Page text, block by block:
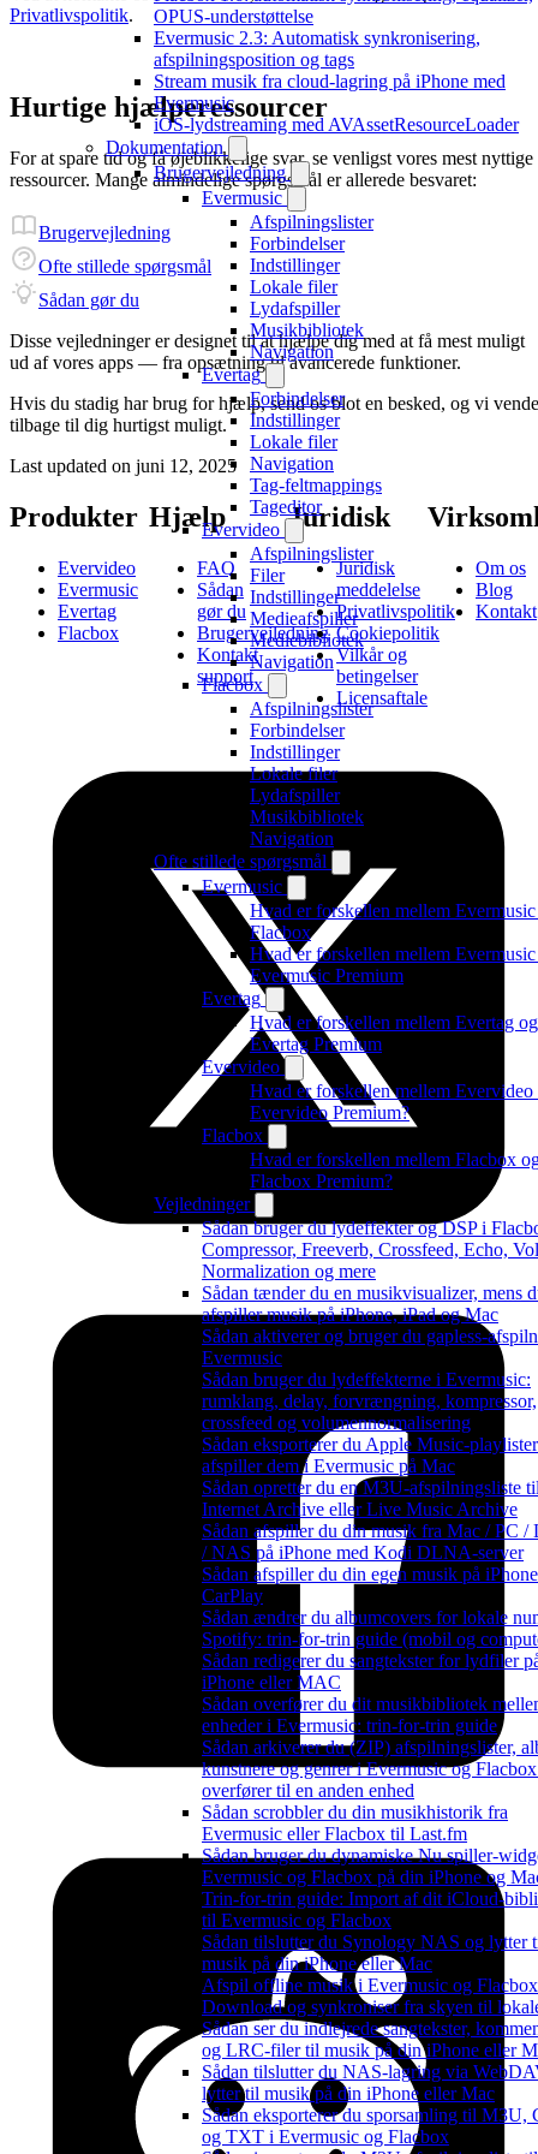
OPUS-understøttelse
Evermusic 2.3: Automatisk synkronisering,
afspilningsposition og tags
Stream musik fra cloud-lagring på iPhone med
Evermusic
iOS-lydstreaming med AVAssetResourceLoader
Dokumentation
Brugervejledning
Evermusic
Afspilningslister
Forbindelser
Indstillinger
Lokale filer
Lydafspiller
Musikbibliotek
Navigation
Evertag
Forbindelser
Indstillinger
Lokale filer
Navigation
Tag-feltmappings
Tageditor
Evervideo
Afspilningslister
Filer
Indstillinger
Medieafspiller
Mediebibliotek
Navigation
Flacbox
Afspilningslister
Forbindelser
Indstillinger
Lokale filer
Lydafspiller
Musikbibliotek
Navigation
Ofte stillede spørgsmål
Evermusic
Hvad er forskellen mellem
Flacbox
Hvad er forskellen mellem
Evermusic Premium
Evertag
Hvad er forskellen mellem Evertag og
Evertag Premium
Evervideo
Hvad er forskellen mellem Evervideo
Evervideo Premium?
Flacbox
Hvad er forskellen mellem Flacbox
Flacbox Premium?
Vejledninger
Sådan bruger du lydeffekter og DSP i
Compressor, Freeverb, Crossfeed, Echo,
Normalization og mere
Sådan tænder du en musikvisualizer, mens
afspiller musik på iPhone, iPad og Mac
Sådan aktiverer og bruger du gapless-
Evermusic
Sådan bruger du lydeffekterne i Evermusic:
rumklang, delay, forvrængning, kompressor,
crossfeed og volumennormalisering
Sådan eksporterer du Apple Music-
afspiller dem i Evermusic på Mac
Sådan opretter du en M3U-afspilningsliste
Internet Archive eller Live Music Archive
Sådan afspiller du din musik fra Mac / PC /
/ NAS på iPhone med Kodi DLNA-server
Sådan afspiller du din egen musik på
CarPlay
Sådan ændrer du albumcovers for lokale
Spotify: trin-for-trin guide (mobil og
Sådan redigerer du sangtekster for lydfiler
iPhone eller MAC
Sådan overfører du dit musikbibliotek
enheder i Evermusic: trin-for-trin guide
Sådan arkiverer du (ZIP) afspilningslister,
kunstnere og genrer i Evermusic og
overfører til en anden enhed
Sådan scrobbler du din musikhistorik fra
Evermusic eller Flacbox til Last.fm
Sådan bruger du dynamiske Nu spiller-
Evermusic og Flacbox på din iPhone og
Trin-for-trin guide: Import af dit iCloud-
til Evermusic og Flacbox
Sådan tilslutter du Synology NAS og lytter
musik på din iPhone eller Mac
Afspil offline musik i Evermusic og
Download og synkroniser fra skyen til
Sådan ser du indlejrede sangtekster,
og LRC-filer til musik på din iPhone eller
Sådan tilslutter du NAS-lagring via
lytter til musik på din iPhone eller Mac
Sådan eksporterer du sporsamling til M3U,
og TXT i Evermusic og Flacbox
Privatlivspolitik.
Hurtige hjælperessourcer
For at spare tid og få øjeblikkelige svar, se venligst vores mest nyttige
ressourcer. Mange almindelige spørgsmål er allerede besvaret:
Brugervejledning
Ofte stillede spørgsmål
Sådan gør du
Disse vejledninger er designet til at hjælpe dig med at få mest muligt
ud af vores apps — fra opsætning til avancerede funktioner.
Hvis du stadig har brug for hjælp, send os blot en besked, og vi
tilbage til dig hurtigst muligt.
Last updated on juni 12, 2025
Produkter
Evervideo
Evermusic
Evertag
Flacbox
Hjælp
FAQ
Sådan
gør du
Brugervejledning
Kontakt
support
Juridisk
Juridisk
meddelelse
Privatlivspolitik
Cookiepolitik
Vilkår og
betingelser
Licensaftale
Om os
Blog
Kontakt